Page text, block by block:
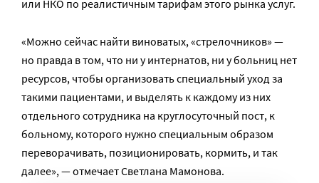
или НКО по реалистичным тарифам этого рынка услуг.
«Можно сейчас найти виноватых, «стрелочников» —
но правда в том, что ни у интернатов, ни у больниц нет
ресурсов, чтобы организовать специальный уход за
такими пациентами, и выделять к каждому из них
отдельного сотрудника на круглосуточный пост, к
больному, которого нужно специальным образом
переворачивать, позиционировать, кормить, и так
далее», — отмечает Светлана Мамонова.